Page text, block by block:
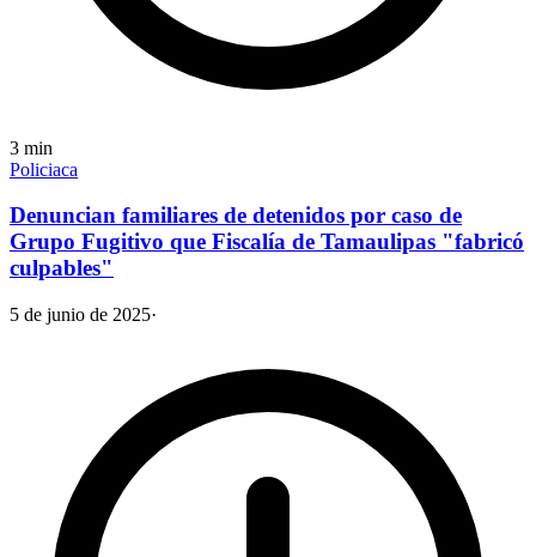
3 min
Policiaca
Denuncian familiares de detenidos por caso de
Grupo Fugitivo que Fiscalía de Tamaulipas "fabricó
culpables"
5 de junio de 2025·